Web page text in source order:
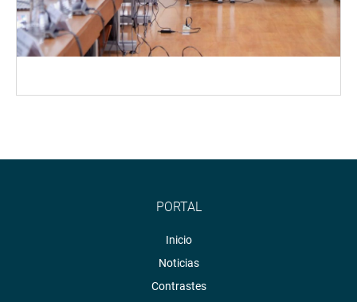
PORTAL
Inicio
Noticias
Contrastes